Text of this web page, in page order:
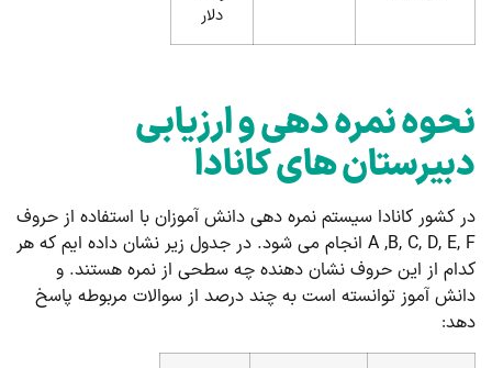
دلار
نحوه نمره دهی و ارزیابی
دبیرستان های کانادا
در کشور کانادا سیستم نمره دهی دانش آموزان با استفاده از حروف
A ,B, C, D, E, F انجام می شود. در جدول زیر نشان داده ایم که هر
کدام از این حروف نشان دهنده چه سطحی از نمره هستند. و
دانش آموز توانسته است به چند درصد از سوالات مربوطه پاسخ
دهد: